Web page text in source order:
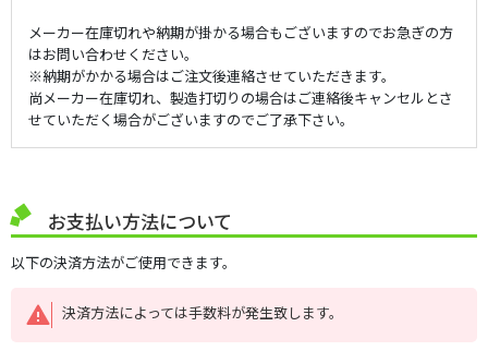
メーカー在庫切れや納期が掛かる場合もございますのでお急ぎの方
はお問い合わせください。
※納期がかかる場合はご注文後連絡させていただきます。
尚メーカー在庫切れ、製造打切りの場合はご連絡後キャンセルとさ
せていただく場合がございますのでご了承下さい。
お支払い方法について
以下の決済方法がご使用できます。
決済方法によっては手数料が発生致します。